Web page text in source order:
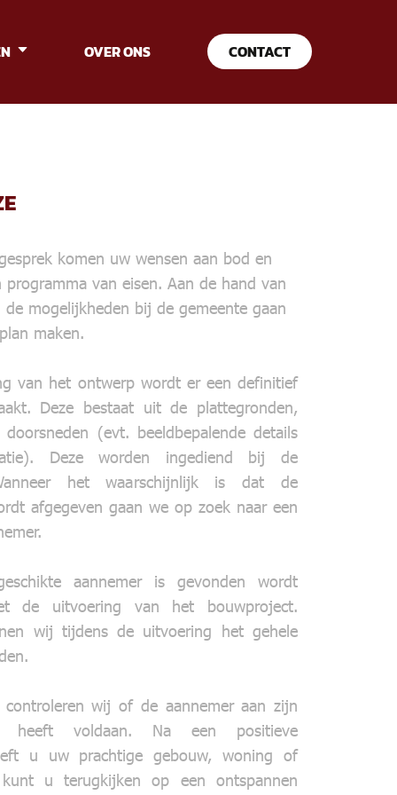
OVER ONS CONTACT
komen uw wensen aan bod en
programma van eisen. Aan de hand van
de mogelijkheden bij de gemeente gaan
maken.
van het ontwerp wordt er een definitief
Deze bestaat uit de plattegronden,
doorsneden (evt. beeldbepalende details
Deze worden ingediend bij de
het waarschijnlijk is dat de
afgegeven gaan we op zoek naar een
aannemer is gevonden wordt
de uitvoering van het bouwproject.
wij tijdens de uitvoering het gehele
wij of de aannemer aan zijn
heeft voldaan. Na een positieve
u uw prachtige gebouw, woning of
u terugkijken op een ontspannen